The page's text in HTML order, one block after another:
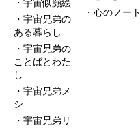
宇宙似顔絵
宇宙兄弟の
ある暮らし
宇宙兄弟の
ことばとわた
し
宇宙兄弟メ
シ
宇宙兄弟リ
心のノート